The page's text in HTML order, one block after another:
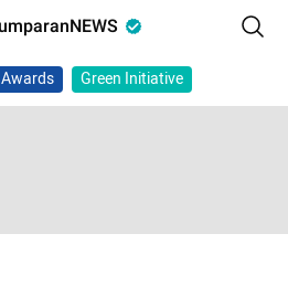
Green Initiative